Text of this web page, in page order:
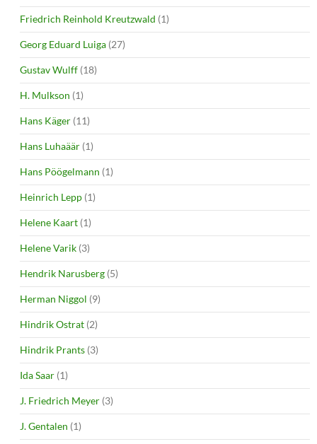
Friedrich Reinhold Kreutzwald (1)
Georg Eduard Luiga (27)
Gustav Wulff (18)
H. Mulkson (1)
Hans Käger (11)
Hans Luhaäär (1)
Hans Pöögelmann (1)
Heinrich Lepp (1)
Helene Kaart (1)
Helene Varik (3)
Hendrik Narusberg (5)
Herman Niggol (9)
Hindrik Ostrat (2)
Hindrik Prants (3)
Ida Saar (1)
J. Friedrich Meyer (3)
J. Gentalen (1)